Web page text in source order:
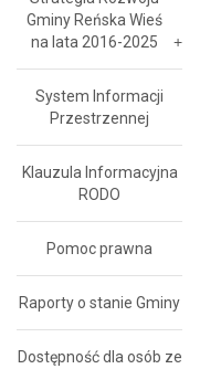
Gminy Reńska Wieś
na lata 2016-2025
System Informacji
Przestrzennej
Klauzula Informacyjna
RODO
Pomoc prawna
Raporty o stanie Gminy
Dostępność dla osób ze